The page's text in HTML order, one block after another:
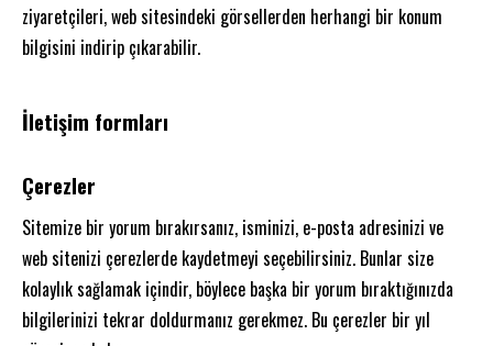
ziyaretçileri, web sitesindeki görsellerden herhangi bir konum
bilgisini indirip çıkarabilir.
İletişim formları
Çerezler
Sitemize bir yorum bırakırsanız, isminizi, e-posta adresinizi ve
web sitenizi çerezlerde kaydetmeyi seçebilirsiniz. Bunlar size
kolaylık sağlamak içindir, böylece başka bir yorum bıraktığınızda
bilgilerinizi tekrar doldurmanız gerekmez. Bu çerezler bir yıl